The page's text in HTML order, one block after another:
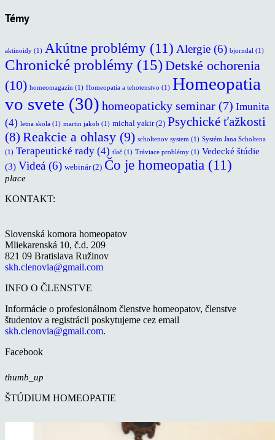
Témy
aktinoidy (1) Akútne problémy (11) Alergie (6) bjorndal (1)
Chronické problémy (15)Detské ochorenia
(10) homeomagazín (1) Homeopatia a tehotenstvo (1) Homeopatia
vo svete (30) homeopaticky seminar (7) Imunita
(4) letna skola (1) martin jakob (1) michal yakir(2) Psychické ťažkosti
(8) Reakcie a ohlasy (9) scholtenov system (1) Systém Jana Scholtena
(1) Terapeutické rady (4) tlač (1) Tráviace problémy (1) Vedecké štúdie
(3) Videá (6) webinár(2) Čo je homeopatia (11)
place
KONTAKT:
Slovenská komora homeopatov
Mliekarenská 10, č.d. 209
821 09 Bratislava Ružinov
skh.clenovia@gmail.com
INFO O ČLENSTVE
Informácie o profesionálnom členstve homeopatov, členstve
študentov a registrácii poskytujeme cez email
skh.clenovia@gmail.com.
Facebook
thumb_up
ŠTÚDIUM HOMEOPATIE